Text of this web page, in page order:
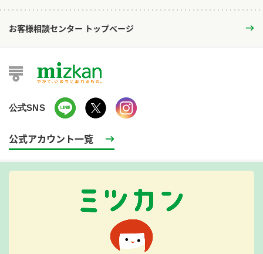
お客様相談センター トップページ
公式SNS
公式アカウント一覧